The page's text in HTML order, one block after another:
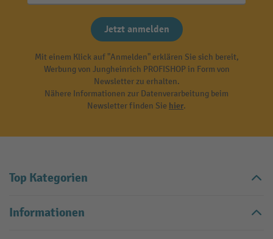
Jetzt anmelden
Mit einem Klick auf "Anmelden" erklären Sie sich bereit,
Werbung von Jungheinrich PROFISHOP in Form von
Newsletter zu erhalten.
Nähere Informationen zur Datenverarbeitung beim
Newsletter finden Sie hier.
Top Kategorien
Informationen